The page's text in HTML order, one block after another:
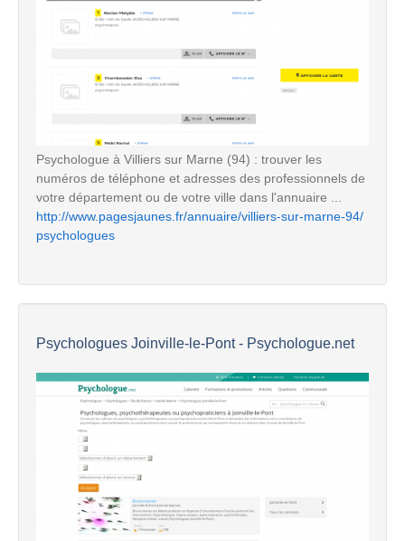
Psychologue à Villiers sur Marne (94) : trouver les
numéros de téléphone et adresses des professionnels de
votre département ou de votre ville dans l'annuaire ...
http://www.pagesjaunes.fr/annuaire/villiers-sur-marne-94/
psychologues
Psychologues Joinville-le-Pont - Psychologue.net